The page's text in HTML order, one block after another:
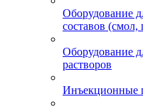
Оборудование
составов (смол,
Оборудование
растворов
Инъекционные